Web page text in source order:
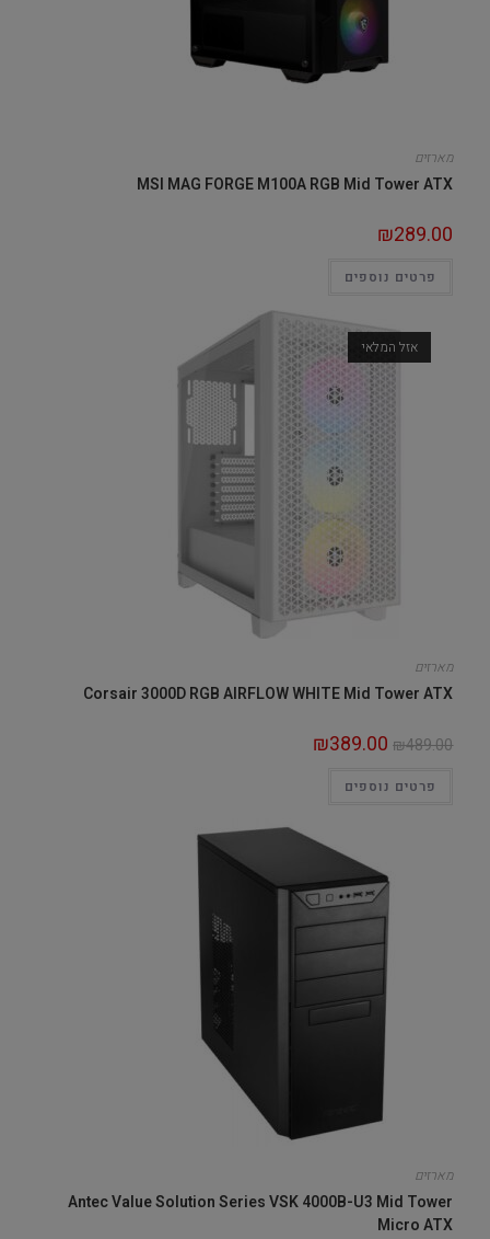
מארזים
MSI MAG FORGE M100A RGB Mid Tower ATX
₪289.00
פרטים נוספים
אזל המלאי
מארזים
Corsair 3000D RGB AIRFLOW WHITE Mid Tower ATX
₪489.00
₪389.00
פרטים נוספים
מארזים
Antec Value Solution Series VSK 4000B-U3 Mid Tower
Micro ATX